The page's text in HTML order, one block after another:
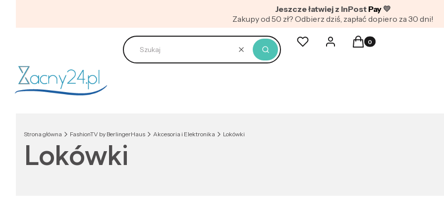
Jeszcze łatwiej z InPost Pay 💛
Zakupy od 50 zł? Odbierz dziś, zapłać dopiero za 30 dni!
WyczyśćSzukaj
Ulubione Zaloguj sięProdukty w koszyku: 0.
Koszyk
Strona główna FashionTV by BerlingerHaus Akcesoria i Elektronika Lokówki
Lokówki